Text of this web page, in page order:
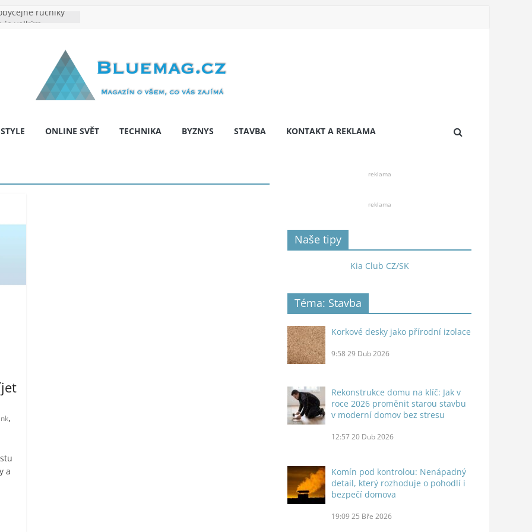
ručníky
Na co myslet, aby
let nepřekvapila
když auto
ONLINE SVĚT TECHNIKA BYZNYS STAVBA KONTAKT A REKLAMA
,
a
reklama
reklama
Naše tipy
Kia Club CZ/SK
Téma: Stavba
Korkové desky jako přírodní izolace
9:58 29 Dub 2026
Rekonstrukce domu na klíč: Jak v
roce 2026 proměnit starou stavbu
v moderní domov bez stresu
12:57 20 Dub 2026
Komín pod kontrolou: Nenápadný
detail, který rozhoduje o pohodlí i
bezpečí domova
19:09 25 Bře 2026